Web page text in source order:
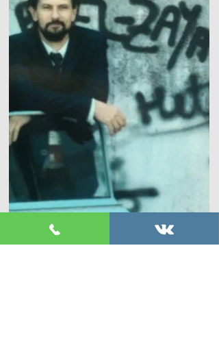
Артрекс пробуем с моей помощницей
Доктором Дарьей. Первым моим
пациентом...